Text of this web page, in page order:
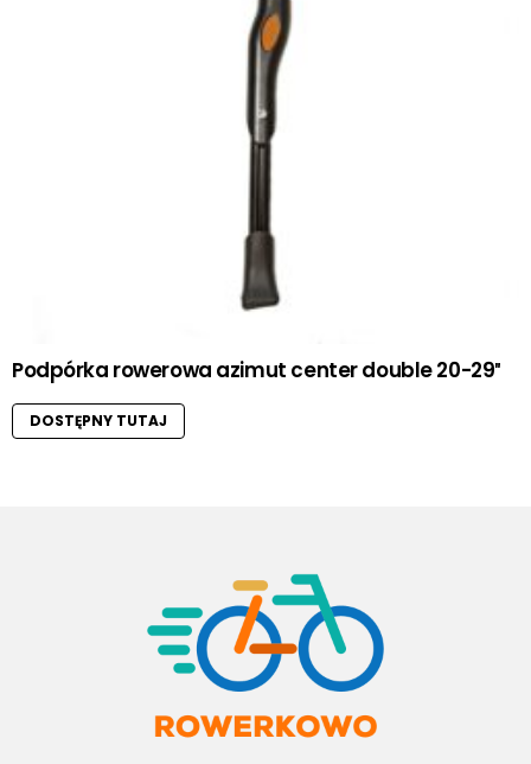
Podpórka rowerowa azimut center double 20-29″
DOSTĘPNY TUTAJ